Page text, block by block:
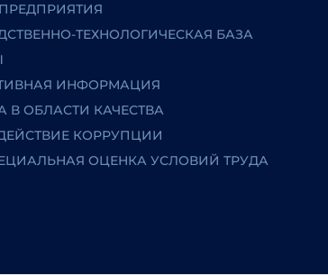
ТЕХНОЛОГИЧЕСКАЯ БАЗА
ИНФОРМАЦИЯ
В ОБЛАСТИ КАЧЕСТВА
КОРРУПЦИИ
ОЦЕНКА УСЛОВИЙ ТРУДА